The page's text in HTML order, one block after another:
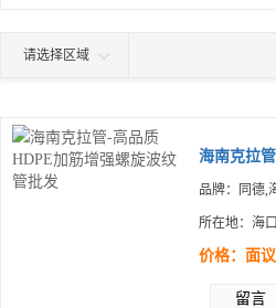
轮胎
请选择区域
海南克拉
品牌：同德,
所在地：海
价格：面议
留言